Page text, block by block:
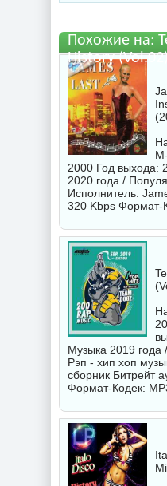
Похожие на:
History
2000 Год выхода:
2020 года /
Исполнитель:
320 Kbps Формат-
Музыка 2019 года
Рэп - хип хоп
сборник Битрейт
Формат-Кодек: